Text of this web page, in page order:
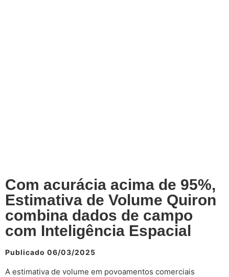
Com acurácia acima de 95%,
Estimativa de Volume Quiron
combina dados de campo
com Inteligência Espacial
Publicado 06/03/2025
A estimativa de volume em povoamentos comerciais